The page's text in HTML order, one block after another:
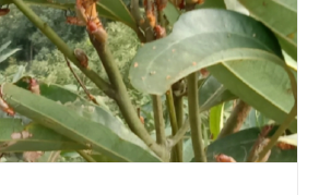
tập tính giả chết, đang vào mùa
phát sinh gây hại quế